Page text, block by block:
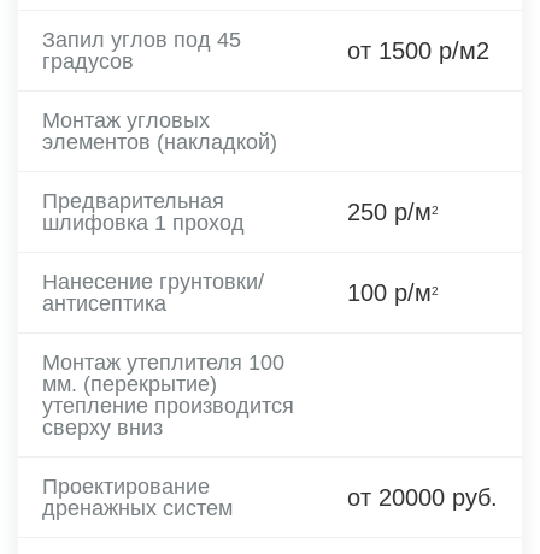
Запил углов под 45
градусов
от 1500 р/м2
Монтаж угловых
элементов (накладкой)
Предварительная
шлифовка 1 проход
250 р/м2
Нанесение грунтовки/
антисептика
100 р/м2
Монтаж утеплителя 100
мм. (перекрытие)
утепление производится
сверху вниз
Проектирование
дренажных систем
от 20000 руб.